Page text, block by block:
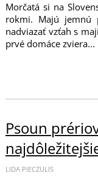
Morčatá si na
rokmi. Majú jemnú
nadviazať vzťah s
prvé domáce zviera...
Psoun
LIDA PIECZULIS